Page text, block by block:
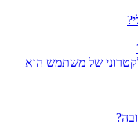
של משתמש הוא